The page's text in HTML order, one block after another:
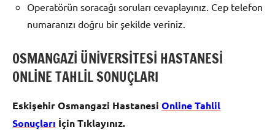
Operatörün soracağı soruları cevaplayınız. Cep telefon
numaranızı doğru bir şekilde veriniz.
OSMANGAZİ ÜNİVERSİTESİ HASTANESİ
ONLİNE TAHLİL SONUÇLARI
Eskişehir Osmangazi Hastanesi Online Tahlil
Sonuçları İçin Tıklayınız.